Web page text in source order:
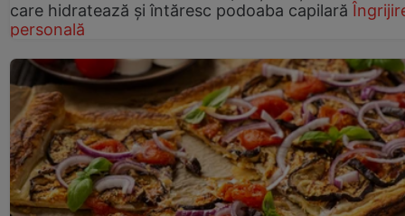
care hidratează și întăresc podoaba capilară
personală